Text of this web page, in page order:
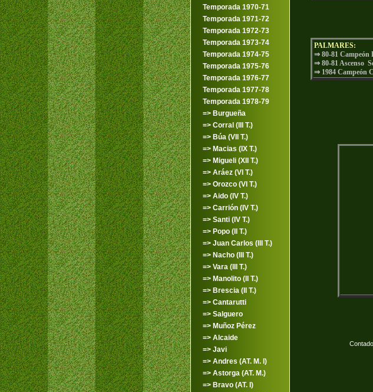
Temporada 1970-71
Temporada 1971-72
Temporada 1972-73
Temporada 1973-74
Temporada 1974-75
Temporada 1975-76
Temporada 1976-77
Temporada 1977-78
Temporada 1978-79
=> Burgueña
=> Corral (III T.)
=> Búa (VII T.)
=> Macias (IX T.)
=> Migueli (XII T.)
=> Aráez (VI T.)
=> Orozco (VI T.)
=> Aido (IV T.)
=> Carrión (IV T.)
=> Santi (IV T.)
=> Popo (II T.)
=> Juan Carlos (III T.)
=> Nacho (III T.)
=> Vara (III T.)
=> Manolito (II T.)
=> Brescia (II T.)
=> Cantarutti
=> Salguero
=> Muñoz Pérez
=> Alcaide
=> Javi
=> Andres (AT. M. I)
=> Astorga (AT. M.)
=> Bravo (AT. I)
PALMARES:
⇒ 80-81 Campeón
⇒ 80-81 Ascenso
⇒ 1984 Campeón